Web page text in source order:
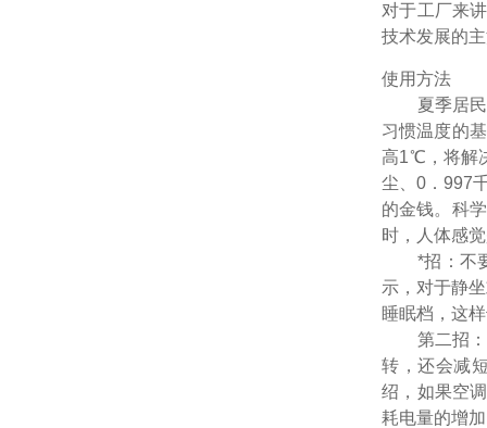
对于工厂来
技术发展的
使用方法
夏季居民用
习惯温度的
高1℃，将解
尘、0．997
的金钱。科
时，人体感
*招：不要
示，对于静
睡眠档，这
第二招：选
转，还会减
绍，如果空
耗电量的增